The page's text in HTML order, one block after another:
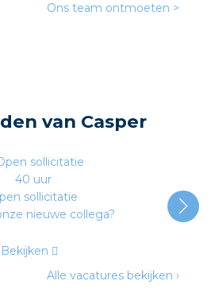
Ons team ontmoeten >
van Casper
40 uur
sollicitatie
nieuwe collega?
Bekijken
Alle vacatures bekijken ›